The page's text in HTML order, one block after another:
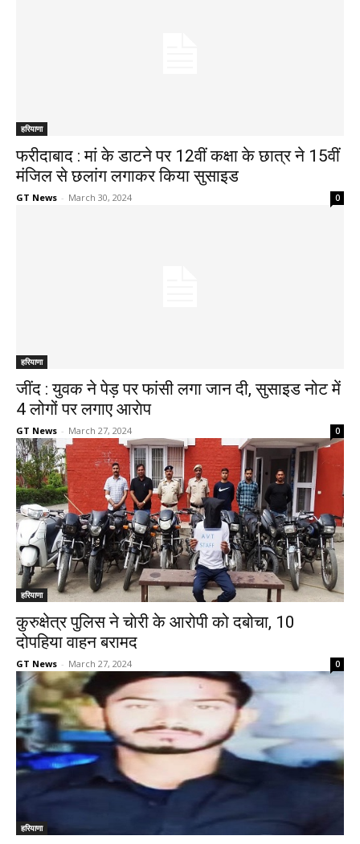
हरियाणा
फरीदाबाद : मां के डाटने पर 12वीं कक्षा के छात्र ने 15वीं
मंजिल से छलांग लगाकर किया सुसाइड
GT News - March 30, 2024 0
हरियाणा
जींद : युवक ने पेड़ पर फांसी लगा जान दी, सुसाइड नोट में
4 लोगों पर लगाए आराेप
GT News - March 27, 2024 0
हरियाणा
कुरुक्षेत्र पुलिस ने चाेरी के आरोपी को दबोचा, 10
दोपहिया वाहन बरामद
GT News - March 27, 2024 0
हरियाणा